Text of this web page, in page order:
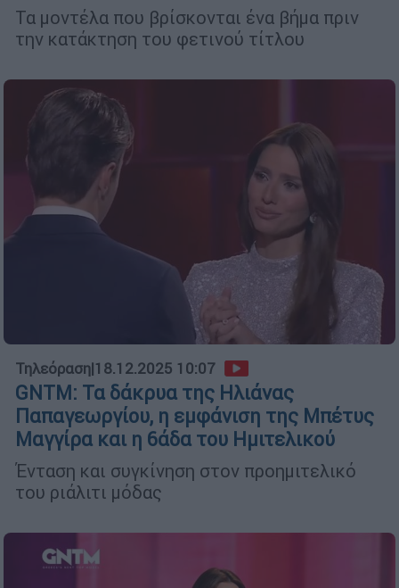
Τα μοντέλα που βρίσκονται ένα βήμα πριν
την κατάκτηση του φετινού τίτλου
Τηλεόραση|18.12.2025 10:07
GNTM: Τα δάκρυα της Ηλιάνας
Παπαγεωργίου, η εμφάνιση της Μπέτυς
Μαγγίρα και η 6άδα του Ημιτελικού
Ένταση και συγκίνηση στον προημιτελικό
του ριάλιτι μόδας